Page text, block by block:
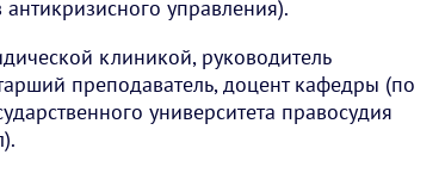
управления).
клиникой, руководитель
преподаватель, доцент кафедры (по
университета правосудия